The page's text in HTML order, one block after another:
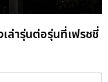
เล่ารุ่นต่อรุ่นที่เฟรชชี่